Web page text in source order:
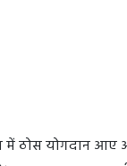
में ठोस योगदान आए